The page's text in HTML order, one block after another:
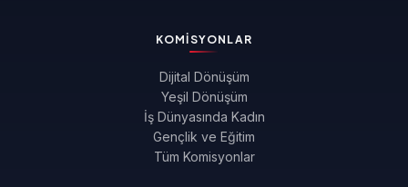
KOMISYONLAR
Dijital Dönüşüm
Yeşil Dönüşüm
İş Dünyasında Kadın
Gençlik ve Eğitim
Tüm Komisyonlar